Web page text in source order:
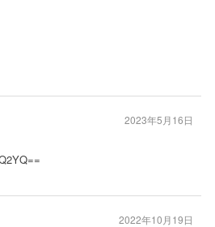
2023年5月16日
2022年10月19日